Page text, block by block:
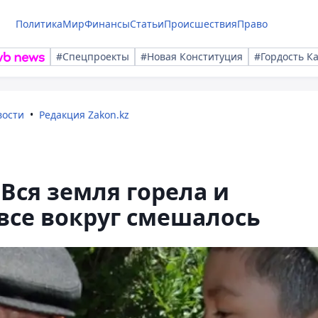
ПолитикаМирФинансыСтатьиПроисшествияПраво
#Спецпроекты #Новая Конституция #Гордость
Редакция Zakon.kz
земля горела и
вокруг смешалось